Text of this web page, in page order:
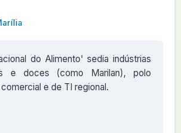
do Alimento' sedia indústrias
e doces (como Marilan), polo
e de TI regional.